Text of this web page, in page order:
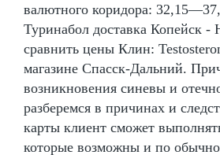
валютного коридора:
Туринабол доставка Копейск -
сравнить цены Клин:
магазине Спасск-Дальний.
возникновения синевы и
разберемся в причинах и
карты клиент сможет
которые возможны и по